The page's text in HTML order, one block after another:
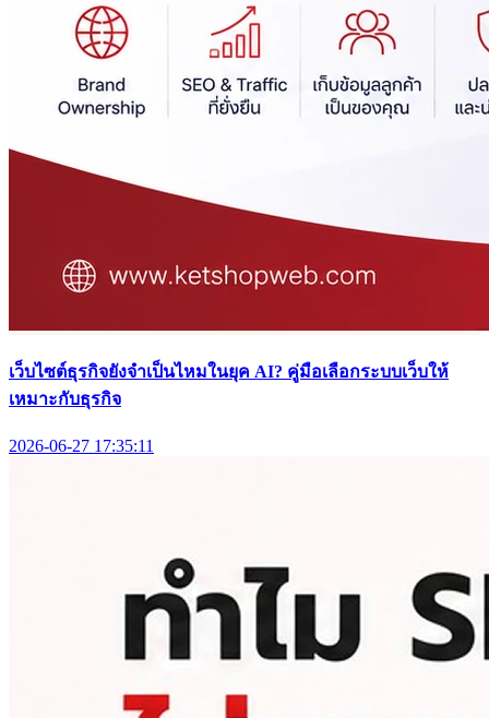
เว็บไซต์ธุรกิจยังจำเป็นไหมในยุค AI? คู่มือเลือกระบบเว็บให้
เหมาะกับธุรกิจ
2026-06-27 17:35:11